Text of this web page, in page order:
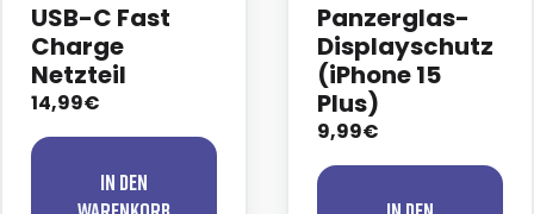
USB-C Fast
Charge
Netzteil
14,99€
In den
Panzerglas-
Displayschutz
(iPhone 15
Plus)
9,99€